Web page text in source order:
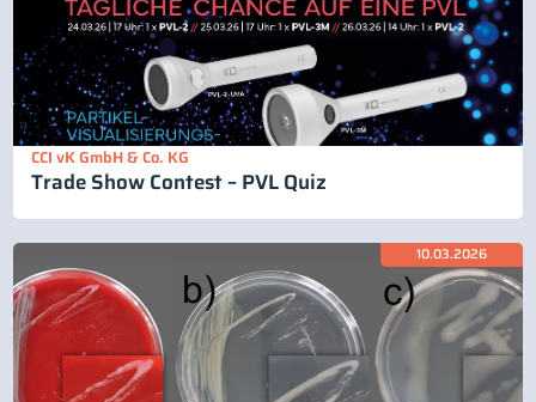
CCI vK GmbH & Co. KG
Trade Show Contest – PVL Quiz
10.03.2026